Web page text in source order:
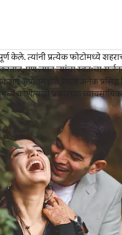
केले. त्यांनी प्रत्येक फोटोमध्ये
पण त्यात त्यांचा स्वतःचा
होते, त्यात अनेक प्रसिद्ध
कोणत्याही प्रकारच्या